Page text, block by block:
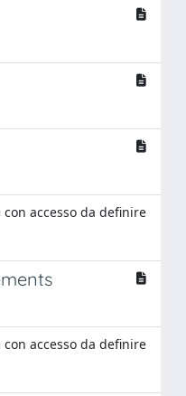
con accesso da definire
con accesso da definire